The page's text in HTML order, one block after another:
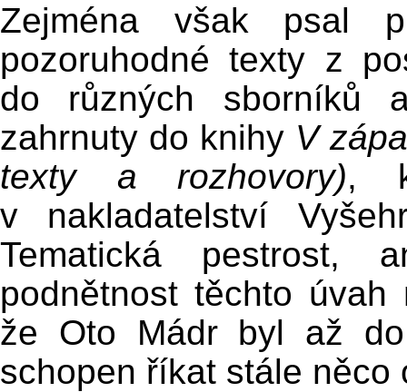
Zejména však psal
pozoruhodné texty z
do různých sborníků
zahrnuty do knihy V
texty a rozhovory),
v nakladatelství
Tematická pestrost,
podnětnost těchto
že Oto Mádr byl až
schopen říkat stále něco